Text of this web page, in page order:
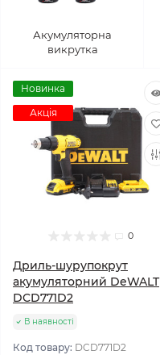
Акумуляторна
викрутка
Новинка
Акція
0
Дриль-шурупокрут
акумуляторний DeWALT
DCD771D2
В наявності
Код товару: DCD771D2